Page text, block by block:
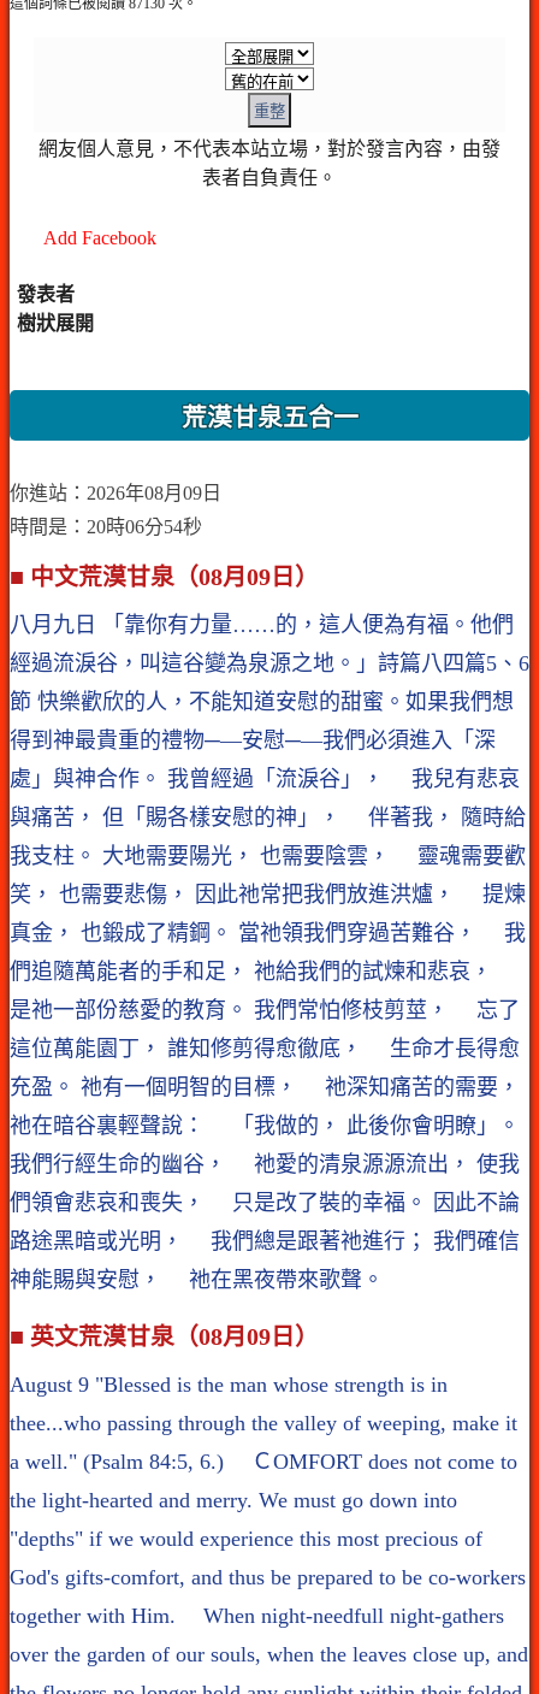
這個詞條已被閱讀 87130 次。
重整
網友個人意見，不代表本站立場，對於發言內容，由發
表者自負責任。
Add Facebook
發表者
樹狀展開
荒漠甘泉五合一
你進站：2026年08月09日
時間是：20時06分54秒
■ 中文荒漠甘泉（08月09日）
八月九日 「靠你有力量……的，這人便為有福。他們
經過流淚谷，叫這谷變為泉源之地。」詩篇八四篇5、6
節 快樂歡欣的人，不能知道安慰的甜蜜。如果我們想
得到神最貴重的禮物─—安慰─—我們必須進入「深
處」與神合作。 我曾經過「流淚谷」， 我兒有悲哀
與痛苦， 但「賜各樣安慰的神」， 伴著我， 隨時給
我支柱。 大地需要陽光， 也需要陰雲， 靈魂需要歡
笑， 也需要悲傷， 因此祂常把我們放進洪爐， 提煉
真金， 也鍛成了精鋼。 當祂領我們穿過苦難谷， 我
們追隨萬能者的手和足， 祂給我們的試煉和悲哀，
是祂一部份慈愛的教育。 我們常怕修枝剪莖， 忘了
這位萬能園丁， 誰知修剪得愈徹底， 生命才長得愈
充盈。 祂有一個明智的目標， 祂深知痛苦的需要，
祂在暗谷裏輕聲說： 「我做的， 此後你會明瞭」。
我們行經生命的幽谷， 祂愛的清泉源源流出， 使我
們領會悲哀和喪失， 只是改了裝的幸福。 因此不論
路途黑暗或光明， 我們總是跟著祂進行； 我們確信
神能賜與安慰， 祂在黑夜帶來歌聲。
■ 英文荒漠甘泉（08月09日）
August 9 "Blessed is the man whose strength is in
thee...who passing through the valley of weeping, make it
a well." (Psalm 84:5, 6.) ＣOMFORT does not come to
the light-hearted and merry. We must go down into
"depths" if we would experience this most precious of
God's gifts-comfort, and thus be prepared to be co-workers
together with Him. When night-needfull night-gathers
over the garden of our souls, when the leaves close up, and